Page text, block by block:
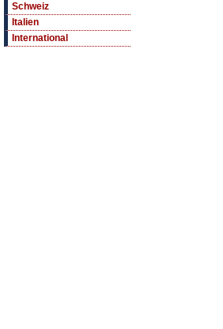
Schweiz
Italien
International